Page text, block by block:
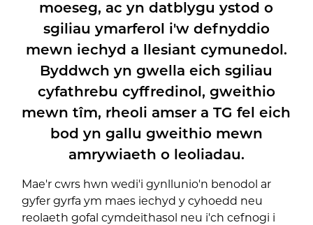
moeseg, ac yn datblygu ystod o
sgiliau ymarferol i'w defnyddio
mewn iechyd a llesiant cymunedol.
Byddwch yn gwella eich sgiliau
cyfathrebu cyffredinol, gweithio
mewn tîm, rheoli amser a TG fel eich
bod yn gallu gweithio mewn
amrywiaeth o leoliadau.
Mae'r cwrs hwn wedi'i gynllunio'n benodol ar
gyfer gyrfa ym maes iechyd y cyhoedd neu
reolaeth gofal cymdeithasol neu i'ch cefnogi i